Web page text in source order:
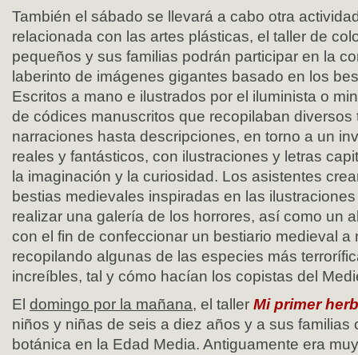
También el sábado se llevará a cabo otra
relacionada con las artes plásticas, el taller de
pequeños y sus familias podrán participar en la
laberinto de imágenes gigantes basado en los
Escritos a mano e ilustrados por el iluminista o
de códices manuscritos que recopilaban
narraciones hasta descripciones, en torno a un
reales y fantásticos, con ilustraciones y letras
la imaginación y la curiosidad. Los asistentes
bestias medievales inspiradas en las
realizar una galería de los horrores, así como un
con el fin de confeccionar un bestiario medieval a
recopilando algunas de las especies más
increíbles, tal y cómo hacían los copistas del
El domingo por la mañana, el taller Mi primer
niños y niñas de seis a diez años y a sus familias
botánica en la Edad Media. Antiguamente era